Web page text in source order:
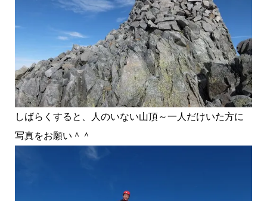
しばらくすると、人のいない山頂～一人だけいた方に
写真をお願い＾＾